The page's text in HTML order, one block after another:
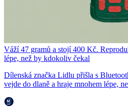
Váží 47 gramů a stojí 400 Kč.
lépe, než by kdokoliv čekal
Dílenská značka Lidlu přišla s
vejde do dlaně a hraje mnohem lépe,